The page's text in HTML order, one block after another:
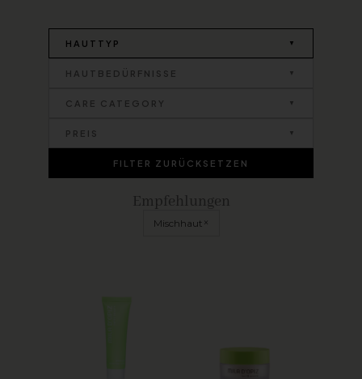
HAUTTYP
HAUTBEDÜRFNISSE
CARE CATEGORY
PREIS
FILTER ZURÜCKSETZEN
Empfehlungen
Mischhaut ×